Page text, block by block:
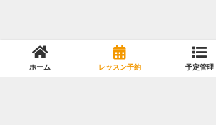
ホーム レッスン予約 予定管理